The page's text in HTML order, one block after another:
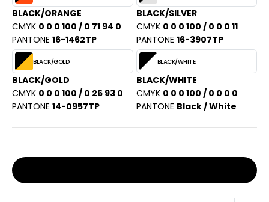
BLACK/ORANGE
CMYK 0 0 0 100 / 0 71 94 0
PANTONE 16-1462TP
BLACK/SILVER
CMYK 0 0 0 100 / 0 0 0 11
PANTONE 16-3907TP
BLACK/GOLD
BLACK/GOLD
CMYK 0 0 0 100 / 0 26 93 0
PANTONE 14-0957TP
BLACK/WHITE
BLACK/WHITE
CMYK 0 0 0 100 / 0 0 0 0
PANTONE Black / White